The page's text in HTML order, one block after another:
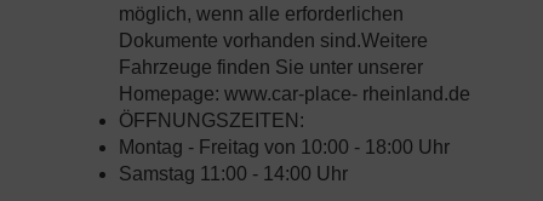
möglich, wenn alle erforderlichen
Dokumente vorhanden sind.Weitere
Fahrzeuge finden Sie unter unserer
Homepage: www.car-place- rheinland.de
ÖFFNUNGSZEITEN:
Montag - Freitag von 10:00 - 18:00 Uhr
Samstag 11:00 - 14:00 Uhr